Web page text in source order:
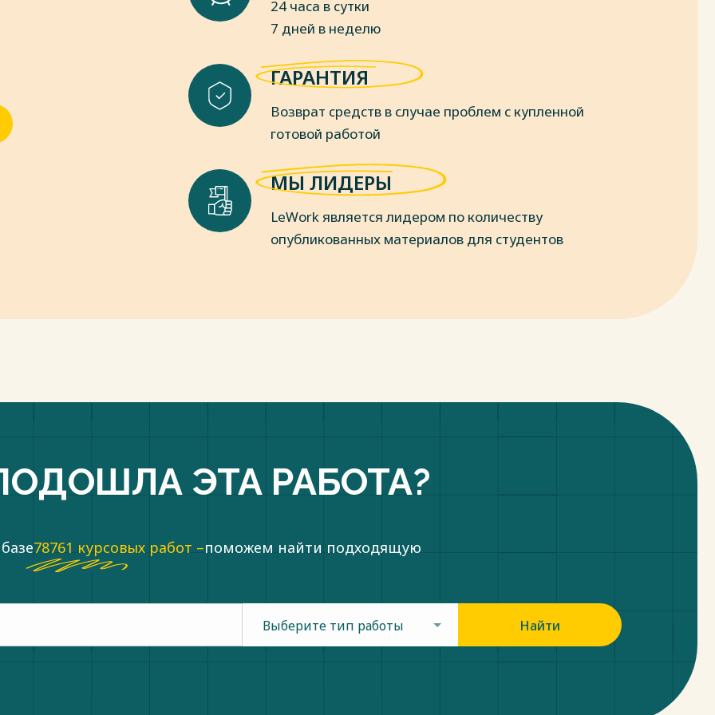
/ Р.Р., Блэйк, Д. С. Мутон
школа, 2018.
оценки профессионального
Поволжья. -2018. -№3. -С. 66-71
24 часа в сутки
7 дней в неделю
ГАРАНТИЯ
Возврат средств в случае проблем с купленной
готовой работой
МЫ ЛИДЕРЫ
LeWork является лидером по количеству
опубликованных материалов для студентов
ЭТА РАБОТА?
78761 курсовых работ –поможем найти подходящую
Выберите тип работы Найти